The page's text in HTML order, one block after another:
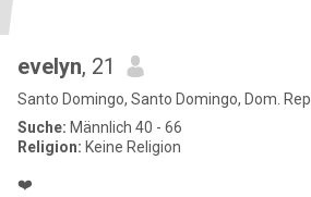
evelyn, 21
Santo Domingo, Santo Domingo, Dom. Rep.
Suche: Männlich 40 - 66
Religion: Keine Religion
❤️